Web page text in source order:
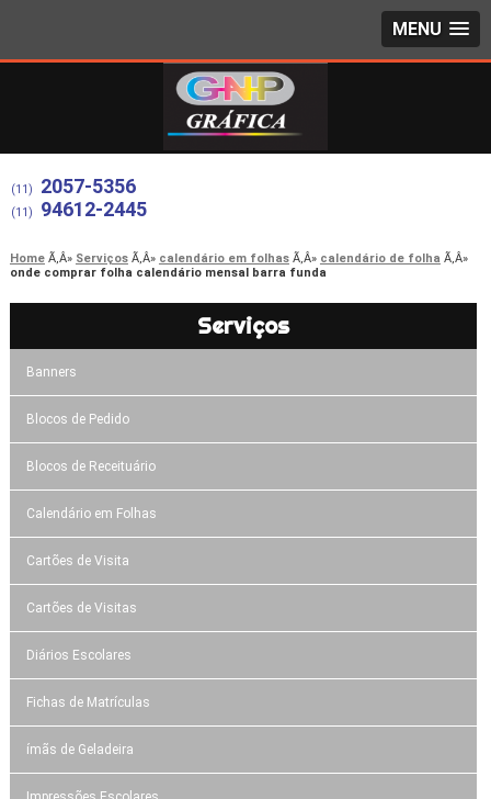
MENU
(11) 2057-5356
(11) 94612-2445
Home Serviços calendário em folhas
calendário de folha
onde comprar folha calendário mensal barra funda
Serviços
Banners
Blocos de Pedido
Blocos de Receituário
Calendário em Folhas
Cartões de Visita
Cartões de Visitas
Diários Escolares
Fichas de Matrículas
ímãs de Geladeira